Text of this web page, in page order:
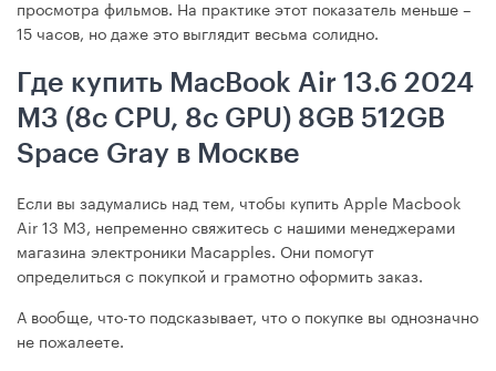
просмотра фильмов. На практике этот показатель меньше –
15 часов, но даже это выглядит весьма солидно.
Где купить MacBook Air 13.6 2024
M3 (8c CPU, 8c GPU) 8GB 512GB
Space Gray в Москве
Если вы задумались над тем, чтобы купить Apple Macbook
Air 13 M3, непременно свяжитесь с нашими менеджерами
магазина электроники Macapples. Они помогут
определиться с покупкой и грамотно оформить заказ.
А вообще, что-то подсказывает, что о покупке вы однозначно
не пожалеете.